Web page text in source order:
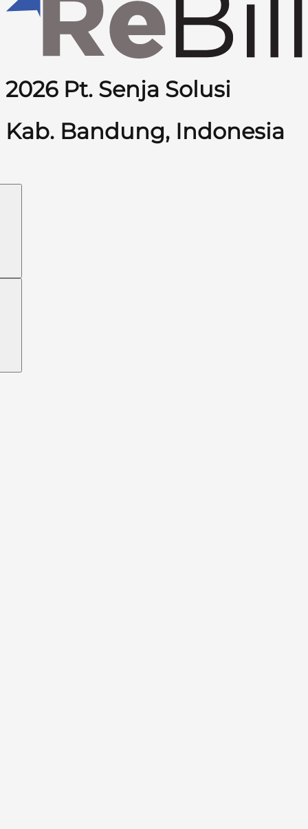
2026 Pt. Senja Solusi
Kab. Bandung, Indonesia